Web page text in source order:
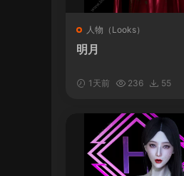
人物（Looks）
明月
1天前 236 55